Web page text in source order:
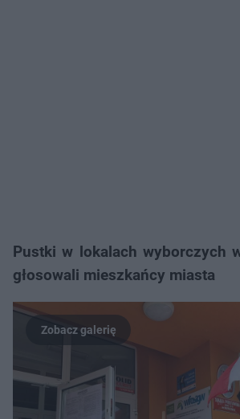
Pustki w lokalach wyborczych
głosowali mieszkańcy miasta